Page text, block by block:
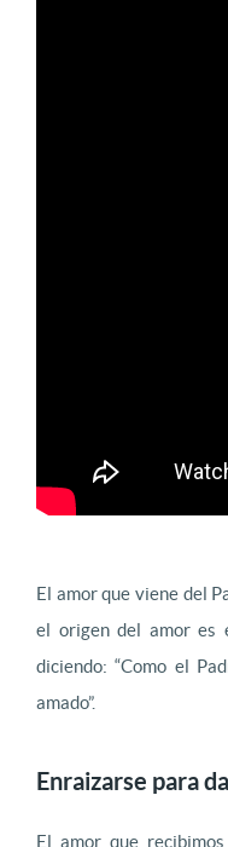
El amor que viene del
el origen del amor es
diciendo: “Como el
amado”.
Enraizarse para
El amor que